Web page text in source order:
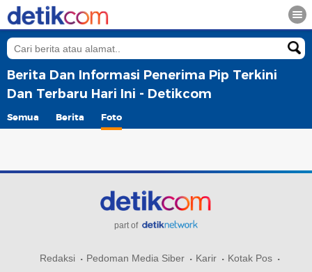
Berita Dan Informasi Penerima Pip Terkini
Dan Terbaru Hari Ini - Detikcom
Semua Berita Foto
part of
Redaksi Pedoman Media Siber Karir
Kotak Pos